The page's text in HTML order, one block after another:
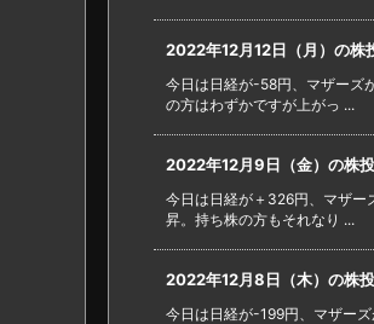
2022年12月12日（月）の株
今日は日経が-58円、マザーズ
の方はわずかですが上がっ ...
2022年12月9日（金）の株
今日は日経が＋326円、マザー
昇。持ち株の方もそれなり ...
2022年12月8日（木）の株
今日は日経が-199円、マザー